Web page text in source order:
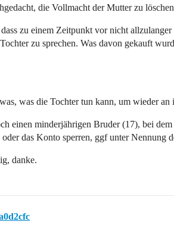
die Vollmacht der Mutter zu
dass zu einem Zeitpunkt vor nicht
zu sprechen. Was davon gekauft
was die Tochter tun kann, um wieder an
einen minderjährigen Bruder (17), bei
oder das Konto sperren, ggf unter Nennung
danke.